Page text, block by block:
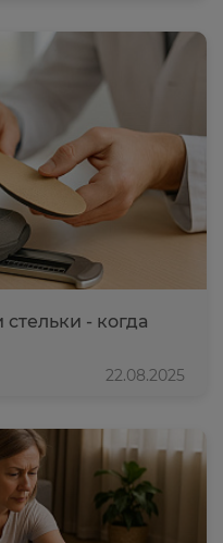
- когда
22.08.2025